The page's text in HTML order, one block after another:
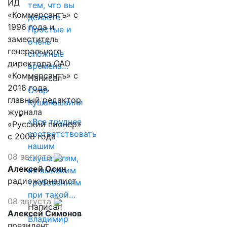
тем, что вы
делаете.
Простые и
очень
сложные
времена…
Написал
Отар
Кушанашвили
«Все труднее
соответствовать
нашим
слушателям,
их высоким
требованиям
при такой…
Написал
Владимир
ИД
«Коммерсантъ» с
1996 года и
заместитель
генерального
директора ОАО
«Коммерсантъ» с
2018 года,
главный редактор
журнала
«Русский пионер»
с 2008 года
08 августа
Алексей Осин
радиожурналист
08 августа
Алексей Симонов